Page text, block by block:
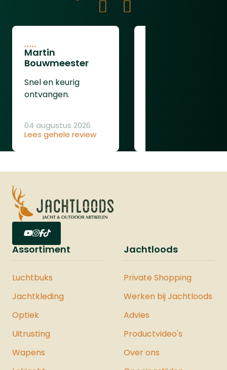
Martin
Bouwmeester
Snel en keurig
ontvangen.
Lees gehele review
04 augustus 2026
Assortiment
Luchtbuks
Jachtkleding
Optiek
Uitrusting
Wapens
Jachtloods
Private Shopping
Werken bij Jachtloods
Advies
Productvideo's
Over ons